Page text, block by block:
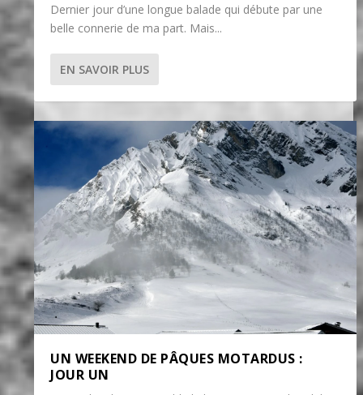
Dernier jour d’une longue balade qui débute par une
belle connerie de ma part. Mais...
EN SAVOIR PLUS
UN WEEKEND DE PÂQUES MOTARDUS :
JOUR UN